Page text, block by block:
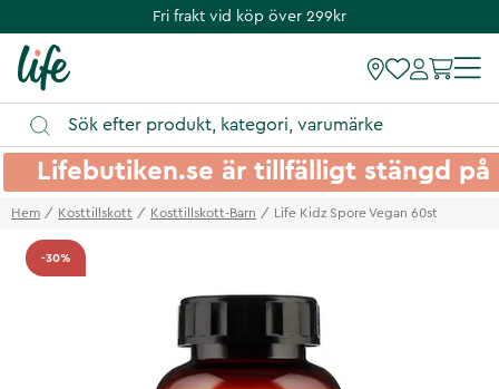
Fri frakt vid köp över 299kr
Lifebutiken.se är tillfälligt stängd
Hem Kosttillskott Kosttillskott-Barn Life Kidz Spore Vegan 60st
-30%